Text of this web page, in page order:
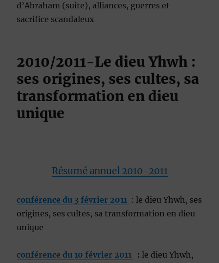
d’Abraham (suite), alliances, guerres et
sacrifice scandaleux
2010/2011-Le dieu Yhwh :
ses origines, ses cultes, sa
transformation en dieu
unique
Résumé annuel 2010-2011
conférence du 3 février 2011 : le dieu Yhwh, ses
origines, ses cultes, sa transformation en dieu
unique
conférence du 10 février 2011 : le dieu Yhwh,